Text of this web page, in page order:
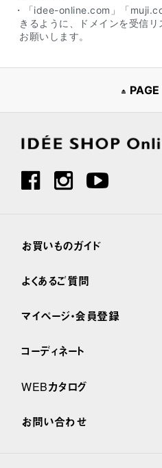
・「idee-online.com」「
きるように、ドメインを受信
お願いします。
お買いものガイド
よくあるご質問
マイページ・会員登録
コーディネート
WEBカタログ
お問い合わせ